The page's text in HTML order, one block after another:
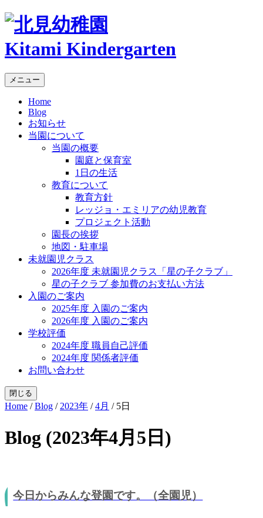
Kitami Kindergarten
メニュー
Home
Blog
お知らせ
当園について
当園の概要
園庭と保育室
1日の生活
教育について
教育方針
レッジョ・エミリアの幼児教育
プロジェクト活動
園長の挨拶
地図・駐車場
未就園児クラス
2026年度 未就園児クラス「星の子クラブ」
星の子クラブ 参加費のお支払い方法
入園のご案内
2025年度 入園のご案内
2026年度 入園のご案内
学校評価
2024年度 職員自己評価
2024年度 関係者評価
お問い合わせ
閉じる
Home /Blog / 2023年 /4月 / 5日
Blog (2023年4月5日)
今日からみんな登園です。（全園児）